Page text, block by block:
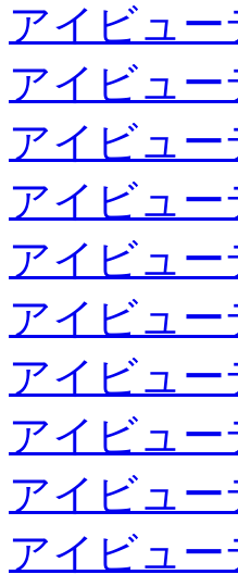
アイビュ
アイビュ
アイビュ
アイビュ
アイビュ
アイビュ
アイビュ
アイビュ
アイビュ
アイビュ